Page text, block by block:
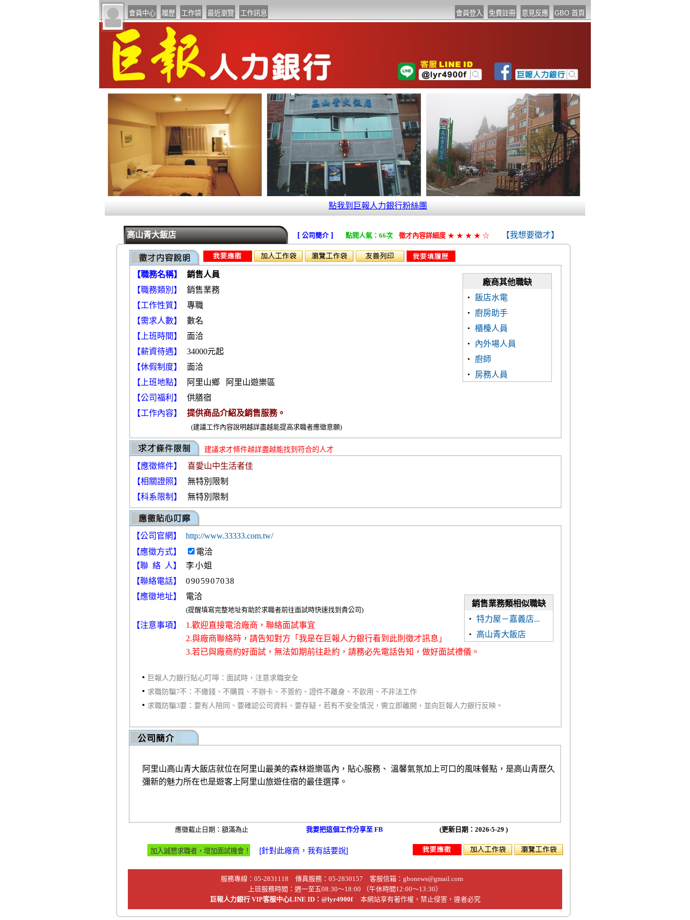
點我到巨報人力銀行粉絲團
高山青大飯店 [ 公司簡介] 點閱人氣：66次 徵才內容詳細度 ★ ★ ★ ★ ☆ 【我想要徵才】
廠商其他職缺
‧ 飯店水電
‧ 廚房助手
‧ 櫃檯人員
‧ 內外場人員
‧ 廚師
‧ 房務人員
銷售業務類相似職缺
‧ 特力屋－嘉義店...
‧ 高山青大飯店
【職務名稱】
銷售人員
【職務類別】
銷售業務
【工作性質】
專職
【需求人數】
數名
【上班時間】
面洽
【薪資待遇】
34000元起
【休假制度】
面洽
【上班地點】
阿里山鄉 阿里山遊樂區
【公司福利】
供膳宿
【工作內容】
提供商品介紹及銷售服務。
(建議工作內容說明越詳盡越能提高求職者應徵意願)
建議求才條件越詳盡越能找到符合的人才
【應徵條件】
喜愛山中生活者佳
【相關證照】
無特別限制
【科系限制】
無特別限制
【公司官網】
http://www.33333.com.tw/
【應徵方式】
電洽
【聯 絡 人】
李小姐
【聯絡電話】
0905907038
【應徵地址】
電洽
(提醒填寫完整地址有助於求職者前往面試時快速找到貴公司)
【注意事項】
1.歡迎直接電洽廠商，聯絡面試事宜
2.與廠商聯絡時，請告知對方「我是在巨報人力銀行看到此則徵才訊息」
3.若已與廠商約好面試，無法如期前往赴約，請務必先電話告知，做好面試禮儀。
‧ 巨報人力銀行貼心叮嚀：面試時，注意求職安全
‧ 求職防騙7不：不繳錢、不購買、不辦卡、不簽約、證件不離身、不飲用、不非法工作
‧ 求職防騙3要：要有人陪同、要確認公司資料、要存疑，若有不安全情況，需立即離開，並向巨報人力銀行反映。
阿里山高山青大飯店就位在阿里山最美的森林遊樂區內，貼心服務、 溫馨氣氛加上可口的風味餐點，是高山青歷久
彌新的魅力所在也是遊客上阿里山旅遊住宿的最佳選擇。
應徵截止日期：額滿為止 我要把這個工作分享至 FB (更新日期：2026-5-29 )
服務專線： 05-2831118 傳真服務：05-2830157 客服信箱： gbonews@gmail.com
上班服務時間：週一至五08:30～18:00 （午休時間12:00～13:30）
巨報人力銀行 VIP客服中心LINE ID：@lyr4900f
本網站享有著作權，禁止侵害，違者必究